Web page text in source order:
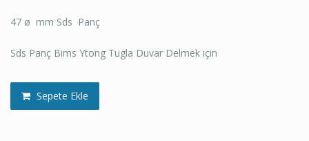
47 ø mm Sds Panç
Sds Panç Bims Ytong Tugla Duvar Delmek için
Sepete Ekle